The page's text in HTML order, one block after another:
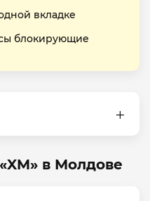
вкладке
блокирующие
в Молдове